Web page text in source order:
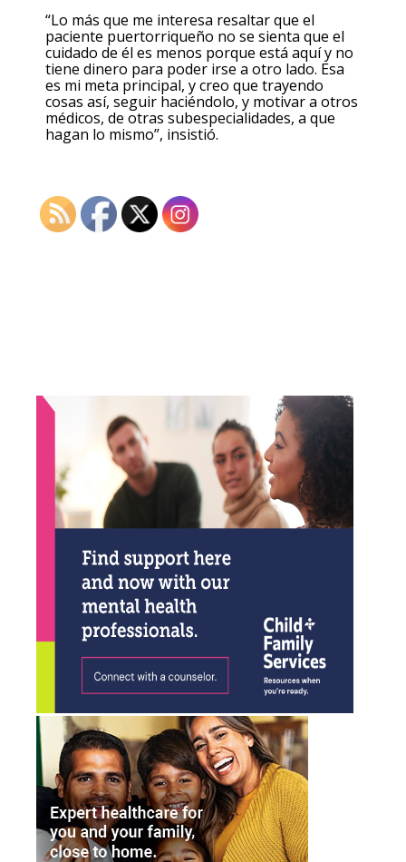
“Lo más que me interesa resaltar que el
paciente puertorriqueño no se sienta que el
cuidado de él es menos porque está aquí y no
tiene dinero para poder irse a otro lado. Esa
es mi meta principal, y creo que trayendo
cosas así, seguir haciéndolo, y motivar a otros
médicos, de otras subespecialidades, a que
hagan lo mismo”, insistió.